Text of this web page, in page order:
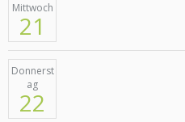
Mittwoch
21
Donnerst
ag
22